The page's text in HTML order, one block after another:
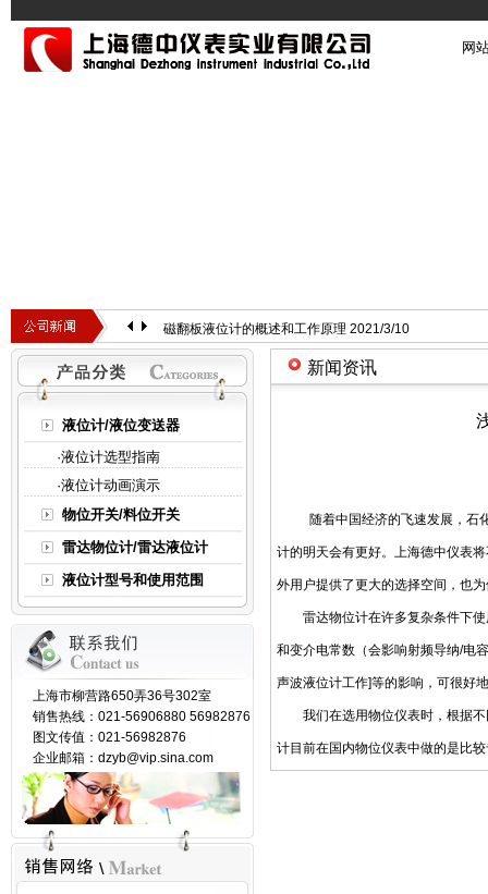
网
磁翻板液位计的概述和工作原理 2021/3/10
液位计/液位变送器
·液位计选型指南
·液位计动画演示
物位开关/料位开关
雷达物位计/雷达液位计
液位计型号和使用范围
上海市柳营路650弄36号302室
销售热线：021-56906880 56982876
图文传值：021-56982876
企业邮箱：dzyb@vip.sina.com
新闻资讯
随着中国经济的飞速发展，石
计的明天会有更好。 上海德中仪表
外用户提供了更大的选择空间，也
雷达物位计在许多复杂条件下
和变介电常数（会影响射频导纳/电
声波液位计工作]等的影响，可很好
我们在选用物位仪表时，根据不
计目前在国内物位仪表中做的是比